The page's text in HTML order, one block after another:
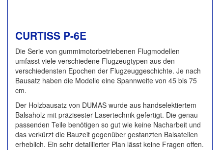
CURTISS P-6E
Die Serie von gummimotorbetriebenen Flugmodellen
umfasst viele verschiedene Flugzeugtypen aus den
verschiedensten Epochen der Flugzeuggeschichte. Je nach
Bausatz haben die Modelle eine Spannweite von 45 bis 75
cm.
Der Holzbausatz von DUMAS wurde aus handselektiertem
Balsaholz mit präzisester Lasertechnik gefertigt. Die genau
passenden Teile benötigen so gut wie keine Nacharbeit und
das verkürzt die Bauzeit gegenüber gestanzten Balsateilen
erheblich. Ein sehr detaillierter Plan lässt keine Fragen offen.